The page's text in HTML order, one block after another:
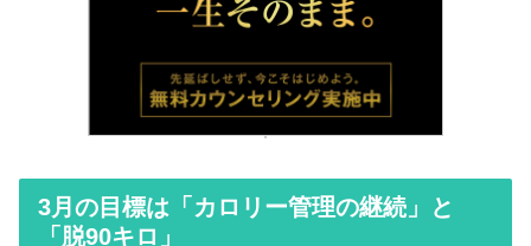
3月の目標は「カロリー管理の継続」と
「脱90キロ」